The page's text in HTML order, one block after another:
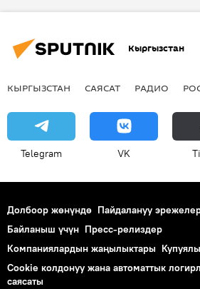
Нуржигит Кадырбеков
Кыргызстан
КЫРГЫЗСТАН САЯСАТ РАДИО
Telegram VK
Долбоор жөнүндө Пайдалануу
Байланыш үчүн Пресс-релиздер
Компаниялардын жаңылыктары
Cookie колдонуу жана автоматтык
саясаты